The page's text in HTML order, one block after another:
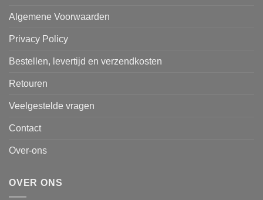
Algemene Voorwaarden
Privacy Policy
Bestellen, levertijd en verzendkosten
Retouren
Veelgestelde vragen
Contact
Over-ons
OVER ONS